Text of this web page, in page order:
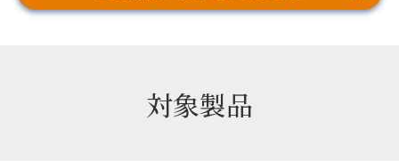
対象製品